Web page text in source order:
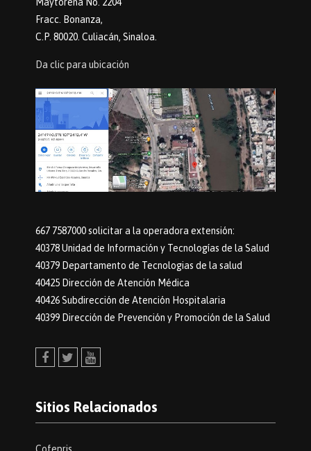
Fracc. Bonanza,
C.P. 80020. Culiacán, Sinaloa.
Da clic para ubicación
667 7587000 solicitar a la operadora extensión:
40378 Unidad de Información y Tecnologías de la Salud
40379 Departamento de Tecnologias de la salud
40425 Dirección de Atención Médica
40426 Subdirección de Atención Hospitalaria
40399 Dirección de Prevención y Promoción de la Salud
Sitios Relacionados
Cofepris